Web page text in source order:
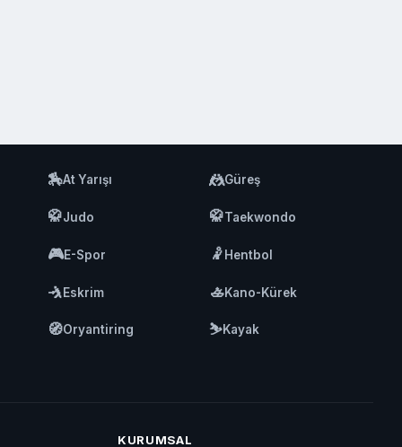
🏇At Yarışı 🤼Güreş
🥋Judo 🥋Taekwondo
🎮E-Spor 🤾 Hentbol
🤺Eskrim 🚣Kano-Kürek
🧭Oryantiring ⛷️Kayak
KURUMSAL